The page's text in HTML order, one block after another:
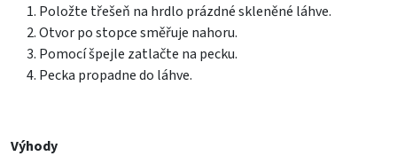
Položte třešeň na hrdlo prázdné skleněné láhve.
Otvor po stopce směřuje nahoru.
Pomocí špejle zatlačte na pecku.
Pecka propadne do láhve.
Výhody